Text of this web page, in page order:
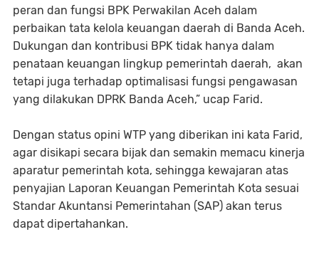
peran dan fungsi BPK Perwakilan Aceh dalam
perbaikan tata kelola keuangan daerah di Banda Aceh.
Dukungan dan kontribusi BPK tidak hanya dalam
penataan keuangan lingkup pemerintah daerah, akan
tetapi juga terhadap optimalisasi fungsi pengawasan
yang dilakukan DPRK Banda Aceh,” ucap Farid.
Dengan status opini WTP yang diberikan ini kata Farid,
agar disikapi secara bijak dan semakin memacu kinerja
aparatur pemerintah kota, sehingga kewajaran atas
penyajian Laporan Keuangan Pemerintah Kota sesuai
Standar Akuntansi Pemerintahan (SAP) akan terus
dapat dipertahankan.